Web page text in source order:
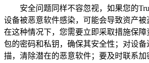
安全问题同样不容忽视，如果您的
设备被恶意软件感染，可能会导致资产被
在这种情况下，您需要立即采取措施保
包的密码和私钥，确保其安全性；对设备
描，清除潜在的恶意软件；要及时联系